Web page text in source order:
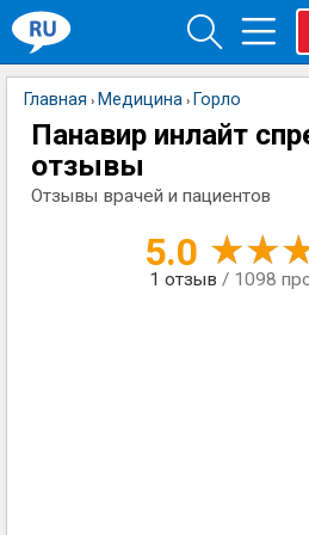
Главная › Медицина › Горло
Панавир инлайт
отзывы
Отзывы врачей и пациентов
5.0
1 отзыв / 1098